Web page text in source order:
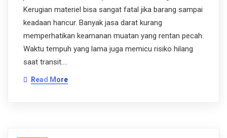
Kerugian materiel bisa sangat fatal jika barang sampai
keadaan hancur. Banyak jasa darat kurang
memperhatikan keamanan muatan yang rentan pecah.
Waktu tempuh yang lama juga memicu risiko hilang
saat transit.…
Read More